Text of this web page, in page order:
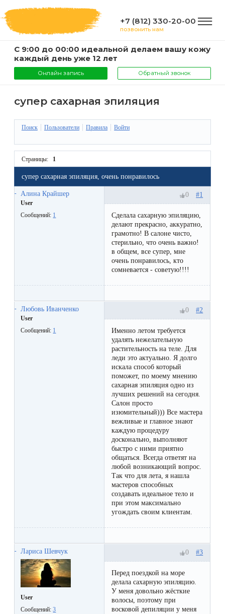
+7 (812) 330-20-00
позвонить нам
С 9:00 до 00:00 идеальной делаем вашу кожу
каждый день уже 12 лет
Онлайн запись Обратный звонок
ГЛАВНАЯ
Услуги
цены
Эпиляция
воском
дизайн
КОМПАНИЯ
компании
Мастера
инструменты
Оборудование
Партнерство
ИНФОРМАЦИЯ
Фото
Блог
ВАЖНО
или
сахаром
Противопоказания
эпиляции
Что
супер сахарная эпиляция
Поиск Пользователи Правила Войти
Страницы: 1
супер сахарная эпиляция, очень понравилось
Алина Крайшер
User
Сообщений: 1
#1
0
Сделала сахарную эпиляцию,
делают прекрасно, аккуратно,
грамотно! В салоне чисто,
стерильно, что очень важно!
в общем, все супер, мне
очень понравилось, кто
сомневается - советую!!!!
Любовь Иванченко
User
Сообщений: 1
#2
0
Именно летом требуется
удалять нежелательную
растительность на теле. Для
леди это актуально. Я долго
искала способ который
поможет, по моему мнению
сахарная эпиляция одно из
лучших решений на сегодня.
Салон просто
изюмительный))) Все мастера
вежливые и главное знают
каждую процедуру
досконально, выполняют
быстро с ними приятно
общаться. Всегда ответят на
любой возникающий вопрос.
Так что для лета, я нашла
мастеров способных
создавать идеальное тело и
при этом максимально
угождать своим клиентам.
Лариса Шевчук
User
Сообщений:3
#3
0
Перед поездкой на море
делала сахарную эпиляцию.
У меня довольно жёсткие
волосы, поэтому при
восковой депиляции у меня